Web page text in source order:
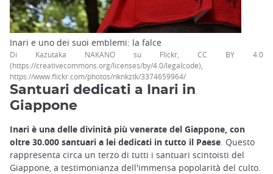
Inari e uno dei suoi emblemi: la falce
Di Kazutaka NAKANO su Flickr, CC BY 4.0
(https://creativecommons.org/licenses/by/4.0/legalcode),
https://www.flickr.com/photos/nknkztk/3374659964/
Santuari dedicati a Inari in
Giappone
Inari è una delle divinità più venerate del Giappone, con
oltre 30.000 santuari a lei dedicati in tutto il Paese . Questo
rappresenta circa un terzo di tutti i santuari scintoisti del
Giappone, a testimonianza dell'immensa popolarità del culto.